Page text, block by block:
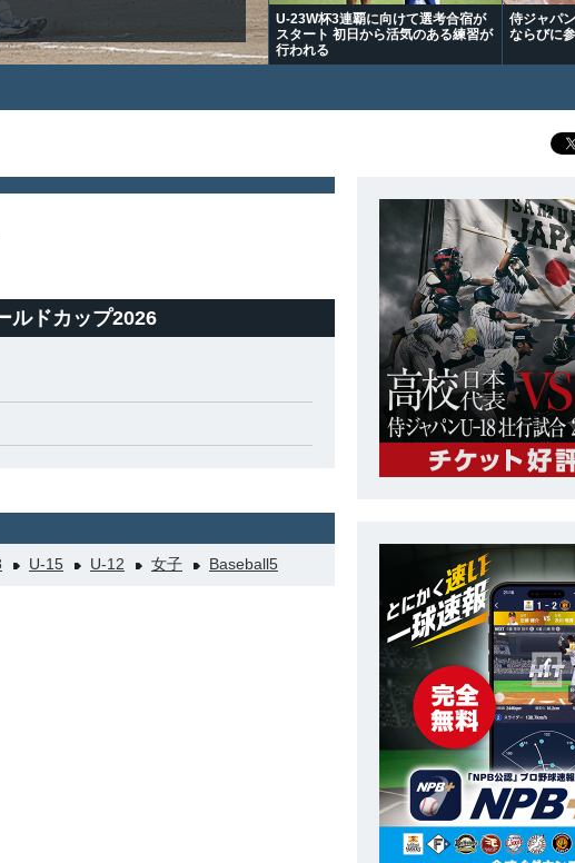
U-23W杯3連覇に向けて選考合宿が
スタート 初日から活気のある練習が
行われる
侍ジャパ
ならびに
ルドカップ2026
U-15 U-12 女子 Baseball5